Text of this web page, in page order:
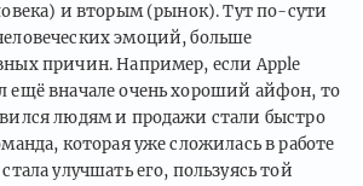
и вторым (рынок). Тут по-сути
эмоций, больше
причин. Например, если Apple
ещё вначале очень хороший айфон, то
людям и продажи стали быстро
которая уже сложилась в работе
улучшать его, пользуясь той